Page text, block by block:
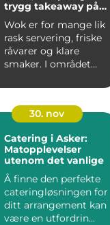
trygg takeaway på
Wok er for mange lik
rask servering, friske
råvarer og klare
smaker. I området
30. nov
Catering i Asker:
Matopplevelser
utenom det vanlige
Å finne den perfekte
cateringløsningen for
ditt arrangement kan
være en utfordrin...